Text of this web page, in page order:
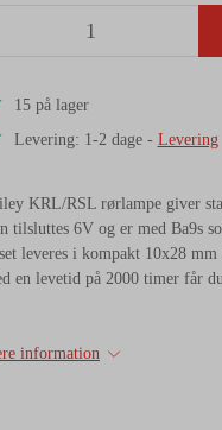
15 på lager
Levering: 1-2 dage- Levering
KRL/RSL rørlampe giver
tilsluttes 6V og er med Ba9s
leveres i kompakt 10x28
en levetid på 2000 timer får
information